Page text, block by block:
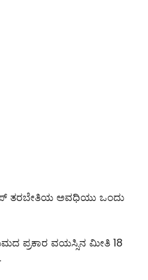
ತರಬೇತಿಯ ಅವಧಿಯು ಒಂದು
ಪ್ರಕಾರ ವಯಸ್ಸಿನ ಮೀತಿ 18